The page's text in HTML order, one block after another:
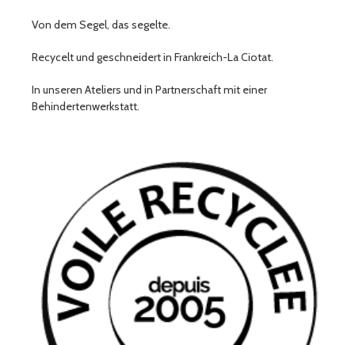
Von dem Segel, das segelte.
Recycelt und geschneidert in Frankreich-La Ciotat.
In unseren Ateliers und in Partnerschaft mit einer
Behindertenwerkstatt.